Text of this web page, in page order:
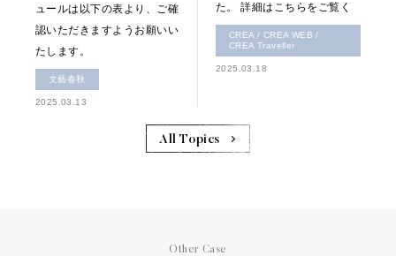
ュールは以下の表より、ご確
認いただきますようお願いい
たします。
文藝春秋
2025.03.13
た。 詳細はこちらをご覧く
CREA / CREA WEB /
CREA Traveller
2025.03.18
All Topics
Other Case